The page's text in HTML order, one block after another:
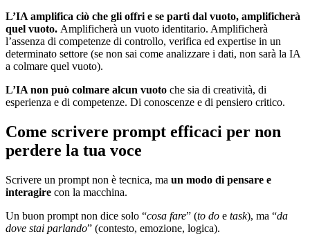
L’IA amplifica ciò che gli offri e se parti dal vuoto, amplificherà
quel vuoto. Amplificherà un vuoto identitario. Amplificherà
l’assenza di competenze di controllo, verifica ed expertise in un
determinato settore (se non sai come analizzare i dati, non sarà la IA
a colmare quel vuoto).
L’IA non può colmare alcun vuoto che sia di creatività, di
esperienza e di competenze. Di conoscenze e di pensiero critico.
Come scrivere prompt efficaci per non
perdere la tua voce
Scrivere un prompt non è tecnica, ma un modo di pensare e
interagire con la macchina.
Un buon prompt non dice solo “cosa fare” (to do e task), ma “da
dove stai parlando” (contesto, emozione, logica).